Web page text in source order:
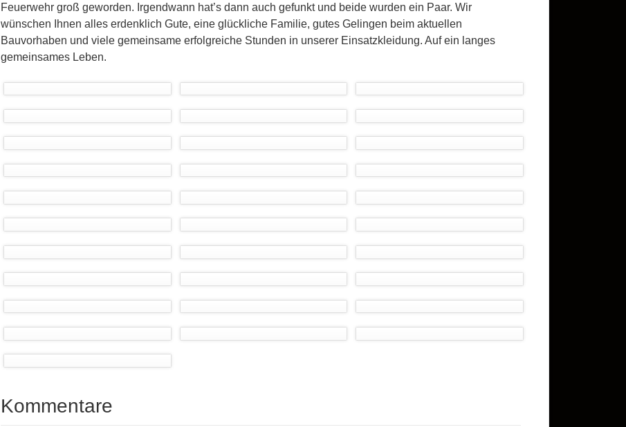
Feuerwehr groß geworden. Irgendwann hat’s dann auch gefunkt und beide wurden ein Paar. Wir
wünschen Ihnen alles erdenklich Gute, eine glückliche Familie, gutes Gelingen beim aktuellen
Bauvorhaben und viele gemeinsame erfolgreiche Stunden in unserer Einsatzkleidung. Auf ein langes
gemeinsames Leben.
Kommentare